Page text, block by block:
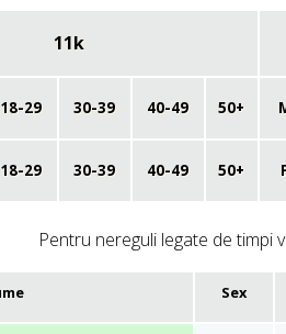
11k
18-29 30-39 40-49 50+
18-29 30-39 40-49 50+
Pentru nereguli legate de timpi